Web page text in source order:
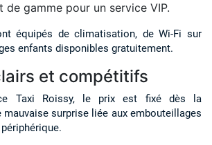
de gamme pour un service VIP.
équipés de climatisation, de Wi-Fi sur
enfants disponibles gratuitement.
et compétitifs
Taxi Roissy, le prix est fixé dès la
mauvaise surprise liée aux embouteillages